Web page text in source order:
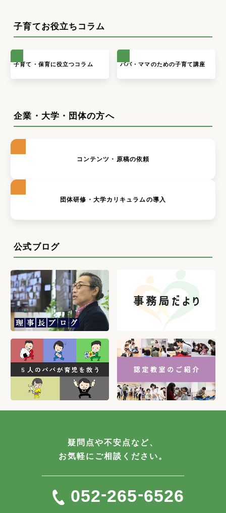
子育てお役立ちコラム
子育て・保育に役立つコラム パパ・ママのための子育て講座
企業・大学・団体の方へ
コンテンツ・原稿の依頼
団体研修・大学カリキュラムの導入
公式ブログ
疑問点や不安点など、
お気軽にご相談ください。
052-265-6526